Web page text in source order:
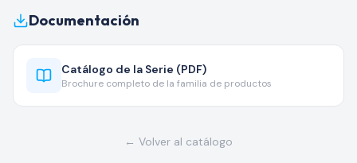
Documentación
Catálogo de la Serie (PDF)
Brochure completo de la familia de productos
← Volver al catálogo